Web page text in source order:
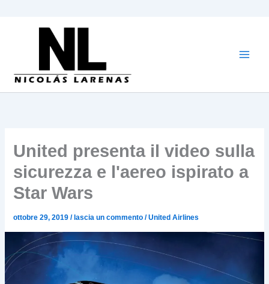
United presenta il video sulla
sicurezza e l'aereo ispirato a
Star Wars
ottobre 29, 2019/ lascia un commento /United Airlines